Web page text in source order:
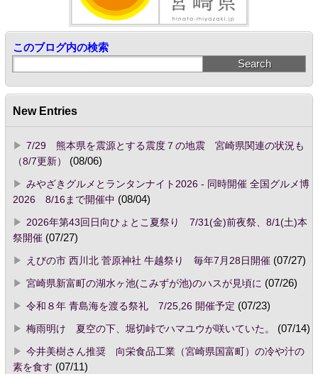
このブログ内の検索
New Entries
7/29 熊本県を震源とする震度７の地震 宮崎県関連の状況も
（8/7更新）
(08/06)
みやざきグルメとランタンナイト2026 - 同時開催 全国グルメ博
2026 8/16まで開催中 (08/04)
2026年第43回日向ひょとこ夏祭り 7/31(金)前夜祭、8/1(土)本
祭開催(07/27)
えびの市 西川北 菅原神社 牛越祭り 毎年7月28日開催(07/27)
宮崎県新富町の湖水ヶ池(こみずが池)のハスが見頃に (07/26)
令和８年 青島海を渡る祭礼 7/25,26 開催予定 (07/23)
梅雨明け 夏空の下、堀切峠でハマユウが咲いていた。
(07/14)
今井美樹さん推奨 向栄食品工業（宮崎県国富町）の冷や汁の
素を食す (07/11)